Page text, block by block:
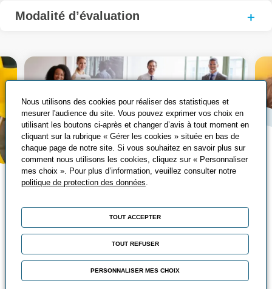
Modalité d’évaluation
Les écoles du
management
Véritable dispositif de professionnalisation
des managers, l’Ecole du Management de
l’UIMM accompagne, depuis de
nombreuses années, les entreprises dans
la montée en compétences de leur
Nous utilisons des cookies pour réaliser des statistiques et
mesurer l'audience du site. Vous pouvez exprimer vos choix en
utilisant les boutons ci-après et changer d’avis à tout moment en
cliquant sur la rubrique « Gérer les cookies » située en bas de
chaque page de notre site. Si vous souhaitez en savoir plus sur
comment nous utilisons les cookies, cliquez sur « Personnaliser
mes choix ». Pour plus d’information, veuillez consulter notre
politique de protection des données.
TOUT ACCEPTER
TOUT REFUSER
PERSONNALISER MES CHOIX